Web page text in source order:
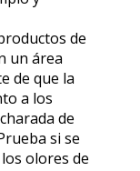
de
un área
de que la
a los
de
si se
olores de